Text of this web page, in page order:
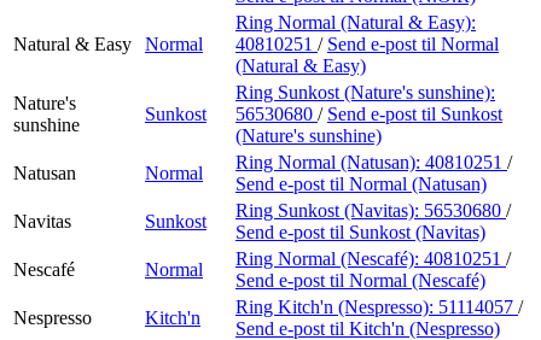
Gavekort
Finn frem
Natural & Easy Normal
Ring Normal (Natural & Easy):
40810251 / Send e-post til Normal
(Natural & Easy)
Nature's
sunshine
Sunkost
Ring Sunkost (Nature's sunshine):
56530680 / Send e-post til Sunkost
(Nature's sunshine)
Natusan
Normal
Ring Normal (Natusan): 40810251 /
Send e-post til Normal (Natusan)
Navitas
Sunkost
Ring Sunkost (Navitas): 56530680 /
Send e-post til Sunkost (Navitas)
Nescafé
Normal
Ring Normal (Nescafé): 40810251 /
Send e-post til Normal (Nescafé)
Nespresso
Kitch'n
Ring Kitch'n (Nespresso): 51114057 /
Send e-post til Kitch'n (Nespresso)